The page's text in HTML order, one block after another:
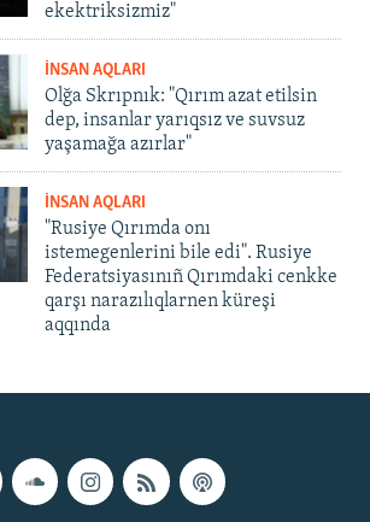
ekektriksizmiz"
İNSAN AQLARI
Olğa Skrıpnık: "Qırım azat etilsin
dep, insanlar yarıqsız ve suvsuz
yaşamağa azırlar"
İNSAN AQLARI
"Rusiye Qırımda onı
istemegenlerini bile edi". Rusiye
Federatsiyasınıñ Qırımdaki cenkke
qarşı narazılıqlarnen küreşi
aqqında